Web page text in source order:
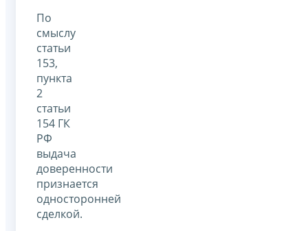
По
смыслу
статьи
153,
пункта
2
статьи
154 ГК
РФ
выдача
доверенности
признается
односторонней
сделкой.